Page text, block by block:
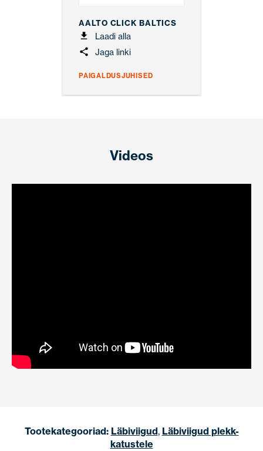
AALTO CLICK BALTICS
Laadi alla
Jaga linki
PAIGALDUSJUHISED
Videos
Tootekategooriad: Läbiviigud, Läbiviigud plekk-
katustele